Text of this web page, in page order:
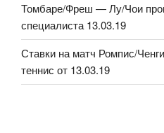
Томбаре/Фреш — Лу/Чои
специалиста 13.03.19
Ставки на матч Ромпис/
теннис от 13.03.19